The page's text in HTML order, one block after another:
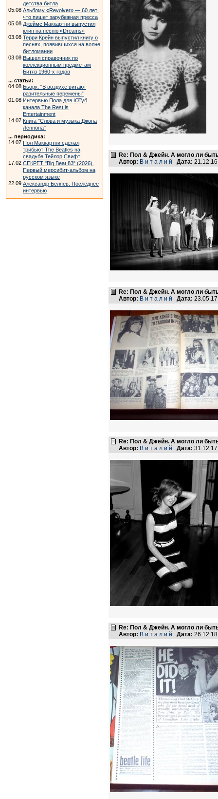
детства битла
05.08 Альбому «Revolver» — 60 лет:
что пишет зарубежная пресса
05.08 Джеймс Маккартни выпустил
клип на песню «Dreams»
03.08 Терри Крейн выпустил книгу о
песнях, появившихся на волне
битломании
03.08 Вышел справочник по
коллекционным предметам
Битлз 1960-х годов
... статьи:
04.08 Бьорк: “В воздухе витают
разительные перемены”
01.08 Интервью Пола для ЮТуб
канала The Rest is
Entertainment
14.07 Книга "Слова и музыка Джона
Леннона"
... периодика:
14.07 Пол Маккартни сделал
трибьют The Beatles на
свадьбе Тейлор Свифт
17.02 СЕКРЕТ "Big Beat 83" (2026).
Первый мерсибит-альбом на
русском языке
22.09 Александр Беляев. Последнее
интервью
Re: Пол & Джейн. А могло ли
Автор: В и т а л и й Дата:
Re: Пол & Джейн. А могло ли
Автор: В и т а л и й Дата:
Re: Пол & Джейн. А могло ли
Автор: В и т а л и й Дата:
Re: Пол & Джейн. А могло ли
Автор: В и т а л и й Дата: